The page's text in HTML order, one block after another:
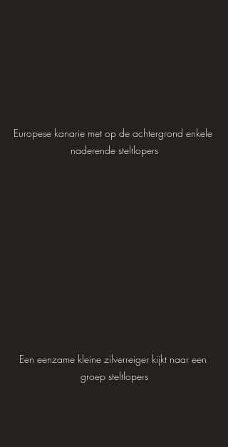
Europese kanarie met op de achtergrond enkele
naderende steltlopers
Een eenzame kleine zilverreiger kijkt naar een
groep steltlopers